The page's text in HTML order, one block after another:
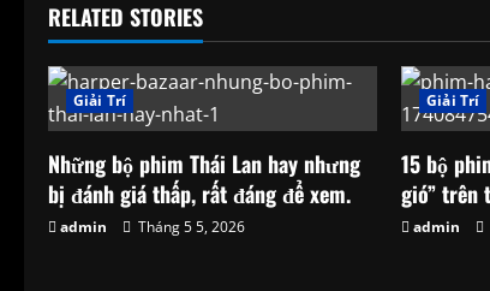
n
a
v
i
g
RELATED STORIES
Giải Trí
Những bộ phim Thái Lan hay nhưng
bị đánh giá thấp, rất đáng để xem.
admin Tháng 5 5, 2026
Giải Trí
15 bộ
gió” trên
admin